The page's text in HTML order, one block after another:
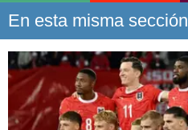
En esta misma sección